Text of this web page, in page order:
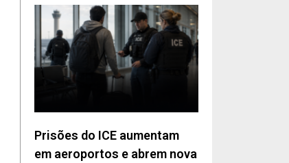
Prisões do ICE aumentam
em aeroportos e abrem nova